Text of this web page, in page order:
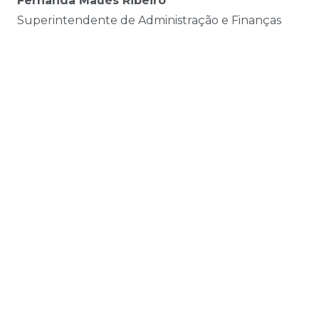
Superintendente de Administração e Finanças